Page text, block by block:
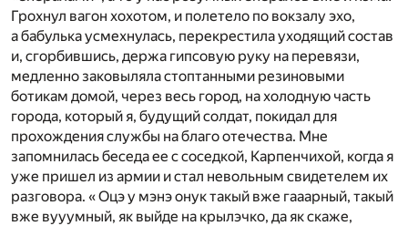
Грохнул вагон хохотом, и полетело по вокзалу эхо,
а бабулька усмехнулась, перекрестила уходящий состав
и, сгорбившись, держа гипсовую руку на перевязи,
медленно заковыляла стоптанными резиновыми
ботикам домой, через весь город, на холодную часть
города, который я, будущий солдат, покидал для
прохождения службы на благо отечества. Мне
запомнилась беседа ее с соседкой, Карпенчихой, когда я
уже пришел из армии и стал невольным свидетелем их
разговора. « Оцэ у мэнэ онук такый вже гааарный, такый
вже вууумный, як выйде на крылэчко, да як скаже,